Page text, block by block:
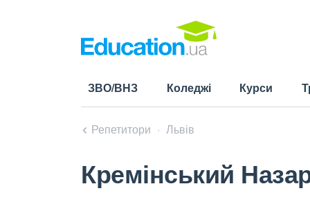
ЗВО/ВНЗ Коледжі Курси
Репетитори Львів
Кремінський